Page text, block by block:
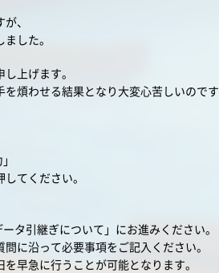
、
した。
上げます。
煩わせる結果となり大変心苦しいのです
てください。
タ引継ぎについて」にお進みください。
に沿って必要事項をご記入ください。
早急に行うことが可能となります。